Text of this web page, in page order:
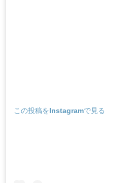
この投稿をInstagramで見る